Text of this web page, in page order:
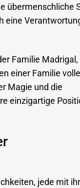
übermenschliche
eine
Familie Madrigal,
einer Familie
Magie und die
einzigartige
jede mit